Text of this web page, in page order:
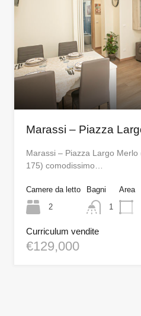
Marassi – Piazza
Marassi – Piazza Largo
175) comodissimo…
Camere da letto
2
Bagni
1
Area
Curriculum vendite
€129,000